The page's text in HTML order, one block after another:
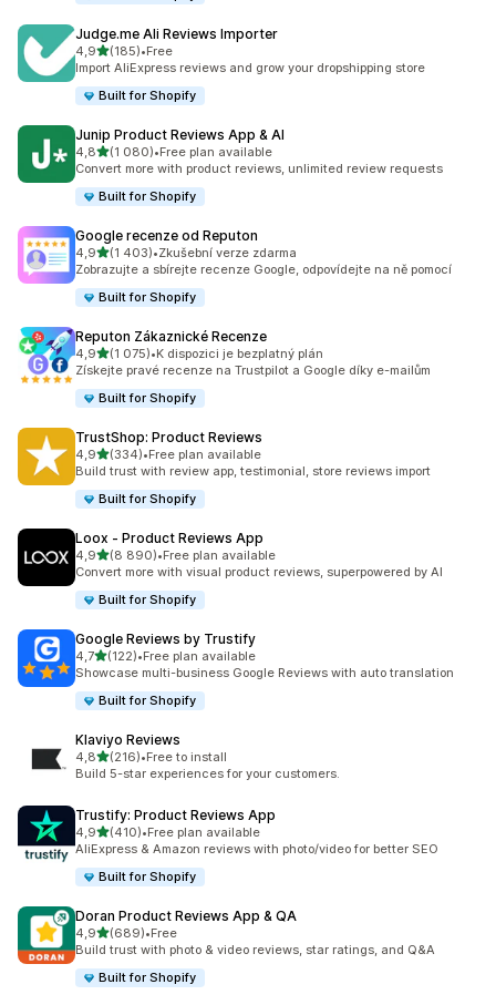
Judge.me Ali Reviews Importer
4,9z 5 hvězd
(185)
Celkový počet recenzí: 185
•Free
Import AliExpress reviews and grow your dropshipping store
Built for Shopify
Junip Product Reviews App & AI
4,8z 5 hvězd
(1 080)
Celkový počet recenzí: 1080
•Free plan available
Convert more with product reviews, unlimited review requests
Built for Shopify
Google recenze od Reputon
4,9z 5 hvězd
(1 403)
Celkový počet recenzí: 1403
•Zkušební verze zdarma
Zobrazujte a sbírejte recenze Google, odpovídejte na ně pomocí
Built for Shopify
Reputon Zákaznické Recenze
4,9z 5 hvězd
(1 075)
Celkový počet recenzí: 1075
•K dispozici je bezplatný plán
Získejte pravé recenze na Trustpilot a Google díky e-mailům
Built for Shopify
TrustShop: Product Reviews
4,9z 5 hvězd
(334)
Celkový počet recenzí: 334
•Free plan available
Build trust with review app, testimonial, store reviews import
Built for Shopify
Loox ‑ Product Reviews App
4,9z 5 hvězd
(8 890)
Celkový počet recenzí: 8890
•Free plan available
Convert more with visual product reviews, superpowered by AI
Built for Shopify
Google Reviews by Trustify
4,7z 5 hvězd
(122)
Celkový počet recenzí: 122
•Free plan available
Showcase multi-business Google Reviews with auto translation
Built for Shopify
Klaviyo Reviews
4,8z 5 hvězd
(216)
Celkový počet recenzí: 216
•Free to install
Build 5-star experiences for your customers.
Trustify: Product Reviews App
4,9z 5 hvězd
(410)
Celkový počet recenzí: 410
•Free plan available
AliExpress & Amazon reviews with photo/video for better SEO
Built for Shopify
Doran Product Reviews App & QA
4,9z 5 hvězd
(689)
Celkový počet recenzí: 689
•Free
Build trust with photo & video reviews, star ratings, and Q&A
Built for Shopify